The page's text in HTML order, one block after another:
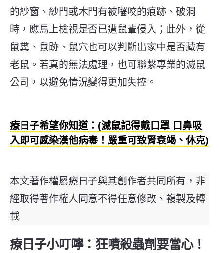
的紗窗、紗門或木門有被囓咬的痕跡、破洞
時，應馬上檢視是否已遭鼠輩侵入；此外，從
鼠糞、鼠跡、鼠穴也可以判斷出家中是否藏有
老鼠。若真的無法處理，也可聯繫專業的滅鼠
公司，以避免情況變得更加失控。
療日子希望你知道：(滅鼠記得戴口罩 口鼻吸
入即可感染漢他病毒！嚴重可致腎衰竭、休克)
本文著作權屬療日子與其創作者共同所有，非
經取得著作權人同意不得任意修改、複製及轉
載
療日子小叮嚀：狂噴殺蟲劑要當心！